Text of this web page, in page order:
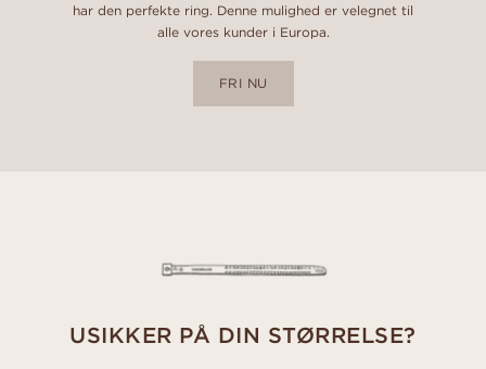
har den perfekte ring. Denne mulighed er velegnet til
alle vores kunder i Europa.
FRI NU
USIKKER PÅ DIN STØRRELSE?